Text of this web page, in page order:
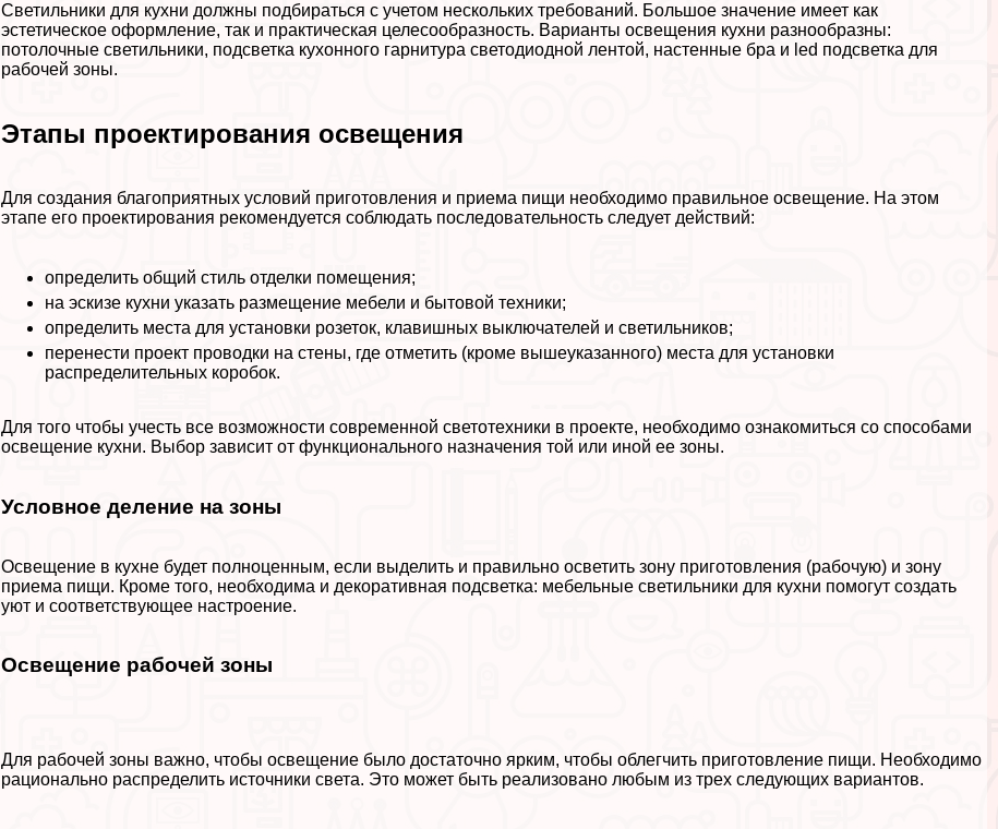
Светильники для кухни должны подбираться с учетом нескольких требований. Большое значение имеет как
эстетическое оформление, так и пpaктическая целесообразность. Варианты освещения кухни разнообразны:
потолочные светильники, подсветка кухонного гарнитура светодиодной лентой, настенные бра и led подсветка для
рабочей зоны.
Этапы проектирования освещения
Для создания благоприятных условий приготовления и приема пищи необходимо правильное освещение. На этом
этапе его проектирования рекомендуется соблюдать последовательность следует действий:
определить общий стиль отделки помещения;
на эскизе кухни указать размещение мебели и бытовой техники;
определить места для установки розеток, клавишных выключателей и светильников;
перенести проект проводки на стены, где отметить (кроме вышеуказанного) места для установки
распределительных коробок.
Для того чтобы учесть все возможности современной светотехники в проекте, необходимо ознакомиться со способами
освещение кухни. Выбор зависит от функционального назначения той или иной ее зоны.
Условное деление на зоны
Освещение в кухне будет полноценным, если выделить и правильно осветить зону приготовления (рабочую) и зону
приема пищи. Кроме того, необходима и декоративная подсветка: мебельные светильники для кухни помогут создать
уют и соответствующее настроение.
Освещение рабочей зоны
Для рабочей зоны важно, чтобы освещение было достаточно ярким, чтобы облегчить приготовление пищи. Необходимо
рационально распределить источники света. Это может быть реализовано любым из трех следующих вариантов.